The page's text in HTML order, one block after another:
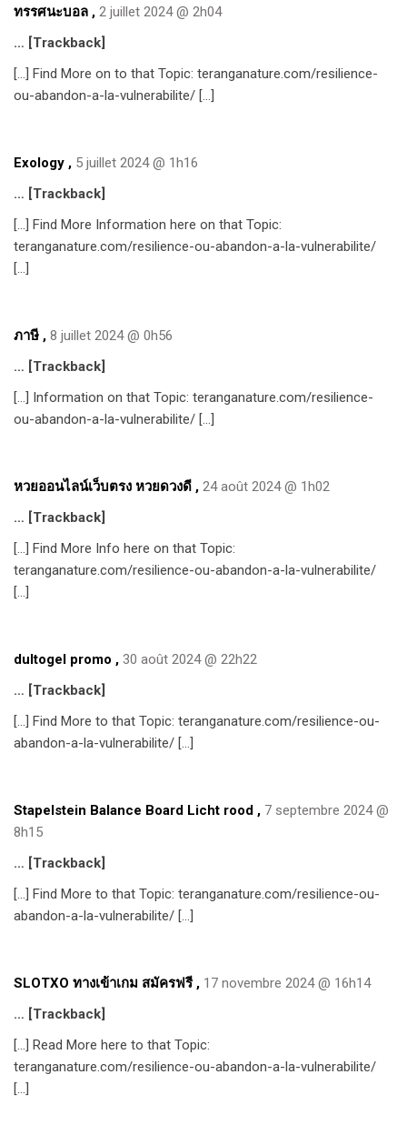
ทรรศนะบอล , 2 juillet 2024 @ 2h04
… [Trackback]
[…] Find More on to that Topic: teranganature.com/resilience-
ou-abandon-a-la-vulnerabilite/ […]
Exology , 5 juillet 2024 @ 1h16
… [Trackback]
[…] Find More Information here on that Topic:
teranganature.com/resilience-ou-abandon-a-la-vulnerabilite/
[…]
ภาษี , 8 juillet 2024 @ 0h56
… [Trackback]
[…] Information on that Topic: teranganature.com/resilience-
ou-abandon-a-la-vulnerabilite/ […]
หวยออนไลน์เว็บตรง หวยดวงดี , 24 août 2024 @ 1h02
… [Trackback]
[…] Find More Info here on that Topic:
teranganature.com/resilience-ou-abandon-a-la-vulnerabilite/
[…]
dultogel promo , 30 août 2024 @ 22h22
… [Trackback]
[…] Find More to that Topic: teranganature.com/resilience-ou-
abandon-a-la-vulnerabilite/ […]
Stapelstein Balance Board Licht rood , 7 septembre 2024 @
8h15
… [Trackback]
[…] Find More to that Topic: teranganature.com/resilience-ou-
abandon-a-la-vulnerabilite/ […]
SLOTXO ทางเข้าเกม สมัครฟรี, 17 novembre 2024 @ 16h14
… [Trackback]
[…] Read More here to that Topic:
teranganature.com/resilience-ou-abandon-a-la-vulnerabilite/
[…]